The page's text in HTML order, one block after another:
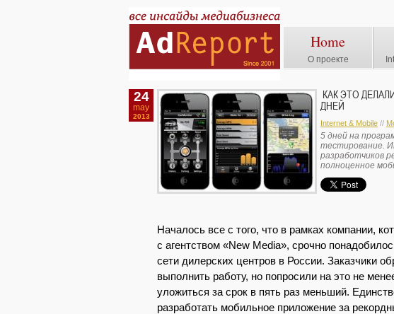
Home
О проекте
24
may
2013
КАК ЭТО
ДНЕЙ
Internet & Mobile //
5 дней на
тестирование.
разработчиков
полноценное
Началось все с того, что в рамках компании,
с агентством «New Media», срочно
сети дилерских центров в России. Заказчики
выполнить работу, но попросили на это не
уложиться за срок в пять раз меньший.
разработать мобильное приложение за